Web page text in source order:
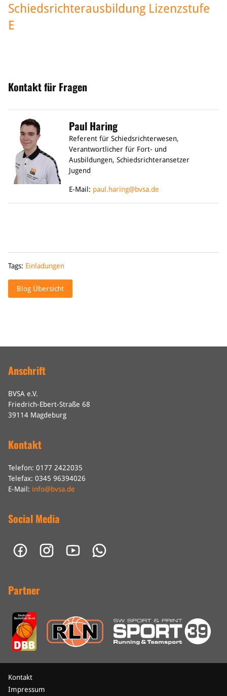
Schiedsrichterausbildung Lizenzstufe
E
Kontakt für Fragen
Paul Haring
Referent für Schiedsrichterwesen,
Verantwortlicher für Fort- und
Ausbildungen, Schiedsrichteransetzer
Jugend
E-Mail: paul.haring@bvsa.de
Tags: Einladungen
Blog Übersicht
Anschrift
BVSA e.V.
Friedrich-Ebert-Straße 68
39114 Magdeburg
Kontakt
Telefon: 0177 2422035
Telefax: 0345 96394026
E-Mail: info@bvsa.de
Social Media
Partner
Kontakt
Impressum